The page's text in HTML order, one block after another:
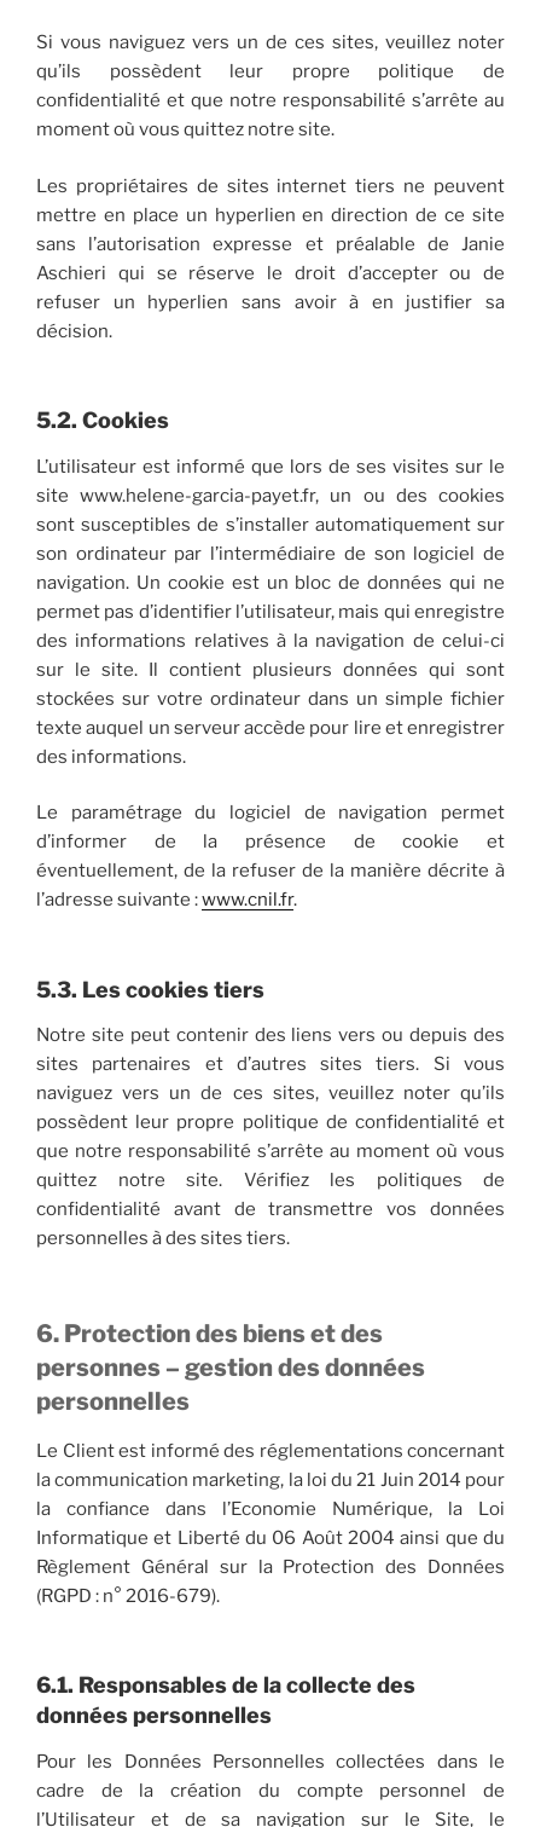
Si vous naviguez vers un de ces sites, veuillez noter
qu’ils possèdent leur propre politique de
confidentialité et que notre responsabilité s’arrête au
moment où vous quittez notre site.
Les propriétaires de sites internet tiers ne peuvent
mettre en place un hyperlien en direction de ce site
sans l’autorisation expresse et préalable de Janie
Aschieri qui se réserve le droit d’accepter ou de
refuser un hyperlien sans avoir à en justifier sa
décision.
5.2. Cookies
L’utilisateur est informé que lors de ses visites sur le
site www.helene-garcia-payet.fr, un ou des cookies
sont susceptibles de s’installer automatiquement sur
son ordinateur par l’intermédiaire de son logiciel de
navigation. Un cookie est un bloc de données qui ne
permet pas d’identifier l’utilisateur, mais qui enregistre
des informations relatives à la navigation de celui-ci
sur le site. Il contient plusieurs données qui sont
stockées sur votre ordinateur dans un simple fichier
texte auquel un serveur accède pour lire et enregistrer
des informations.
Le paramétrage du logiciel de navigation permet
d’informer de la présence de cookie et
éventuellement, de la refuser de la manière décrite à
l’adresse suivante :www.cnil.fr.
5.3. Les cookies tiers
Notre site peut contenir des liens vers ou depuis des
sites partenaires et d’autres sites tiers. Si vous
naviguez vers un de ces sites, veuillez noter qu’ils
possèdent leur propre politique de confidentialité et
que notre responsabilité s’arrête au moment où vous
quittez notre site. Vérifiez les politiques de
confidentialité avant de transmettre vos données
personnelles à des sites tiers.
6. Protection des biens et des
personnes – gestion des données
personnelles
Le Client est informé des réglementations concernant
la communication marketing, la loi du 21 Juin 2014 pour
la confiance dans l’Economie Numérique, la Loi
Informatique et Liberté du 06 Août 2004 ainsi que du
Règlement Général sur la Protection des Données
(RGPD : n° 2016-679).
6.1. Responsables de la collecte des
données personnelles
Pour les Données Personnelles collectées dans le
cadre de la création du compte personnel de
l’Utilisateur et de sa navigation sur le Site, le